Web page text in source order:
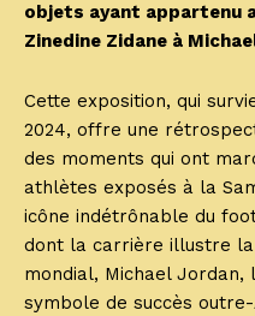
objets ayant appartenu
Zinedine Zidane à
Cette exposition, qui
2024, offre une
des moments qui ont
athlètes exposés à la
icône indétrônable du
dont la carrière illustre la
mondial, Michael
symbole de succès